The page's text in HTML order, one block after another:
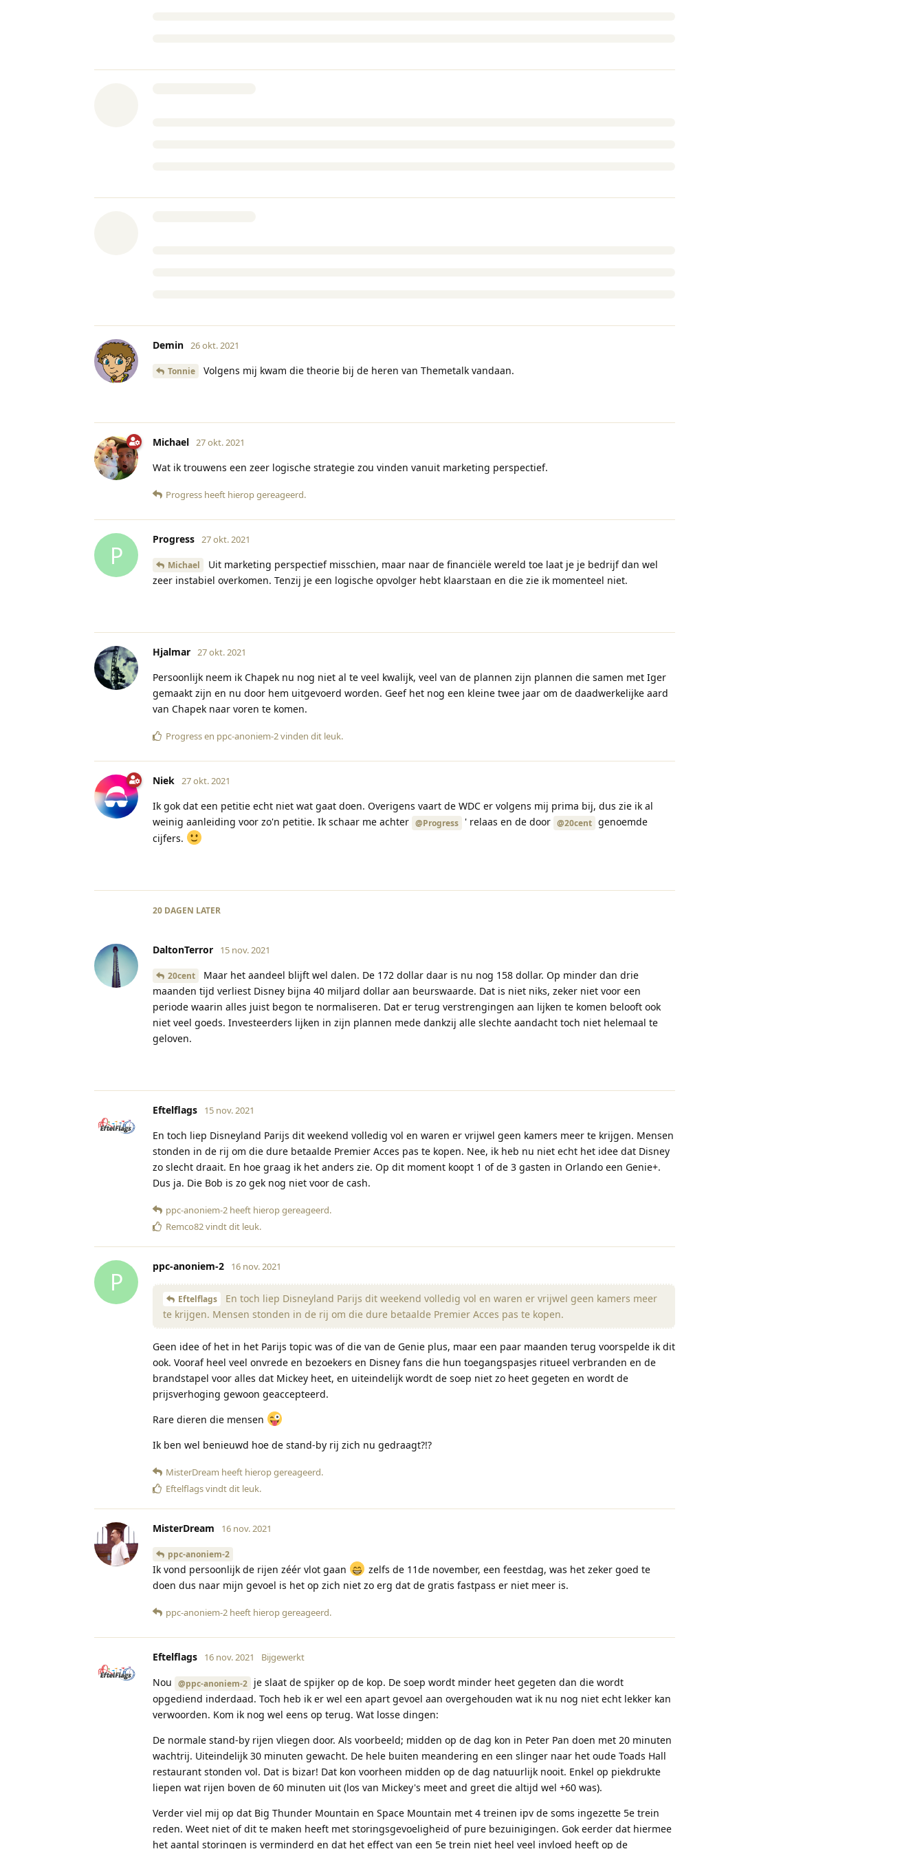
Demin 26 okt. 2021
Tonnie Volgens mij kwam die theorie bij de heren van Themetalk vandaan.
Michael 27 okt. 2021
Wat ik trouwens een zeer logische strategie zou vinden vanuit marketing perspectief.
Progress heeft hierop gereageerd.
P
Progress 27 okt. 2021
Michael
Uit marketing perspectief misschien, maar naar de financiële wereld toe laat je je bedrijf dan wel
zeer instabiel overkomen. Tenzij je een logische opvolger hebt klaarstaan en die zie ik momenteel niet.
Hjalmar 27 okt. 2021
Persoonlijk neem ik Chapek nu nog niet al te veel kwalijk, veel van de plannen zijn plannen die samen met Iger
gemaakt zijn en nu door hem uitgevoerd worden. Geef het nog een kleine twee jaar om de daadwerkelijke aard
van Chapek naar voren te komen.
Progressen ppc-anoniem-2vinden dit leuk.
Niek 27 okt. 2021
Ik gok dat een petitie echt niet wat gaat doen. Overigens vaart de WDC er volgens mij prima bij, dus zie ik al
weinig aanleiding voor zo'n petitie. Ik schaar me achter @Progress ' relaas en de door @20cent genoemde
cijfers.
20 DAGEN LATER
DaltonTerror 15 nov. 2021
20cent
Maar het aandeel blijft wel dalen. De 172 dollar daar is nu nog 158 dollar. Op minder dan drie
maanden tijd verliest Disney bijna 40 miljard dollar aan beurswaarde. Dat is niet niks, zeker niet voor een
periode waarin alles juist begon te normaliseren. Dat er terug verstrengingen aan lijken te komen belooft ook
niet veel goeds. Investeerders lijken in zijn plannen mede dankzij alle slechte aandacht toch niet helemaal te
geloven.
Eftelflags 15 nov. 2021
En toch liep Disneyland Parijs dit weekend volledig vol en waren er vrijwel geen kamers meer te krijgen. Mensen
stonden in de rij om die dure betaalde Premier Acces pas te kopen. Nee, ik heb nu niet echt het idee dat Disney
zo slecht draait. En hoe graag ik het anders zie. Op dit moment koopt 1 of de 3 gasten in Orlando een Genie+.
Dus ja. Die Bob is zo gek nog niet voor de cash.
ppc-anoniem-2 heeft hierop gereageerd.
Remco82vindt dit leuk.
P
ppc-anoniem-2 16 nov. 2021
Eftelflags
En toch liep Disneyland Parijs dit weekend volledig vol en waren er vrijwel geen kamers meer
te krijgen. Mensen stonden in de rij om die dure betaalde Premier Acces pas te kopen.
Geen idee of het in het Parijs topic was of die van de Genie plus, maar een paar maanden terug voorspelde ik dit
ook. Vooraf heel veel onvrede en bezoekers en Disney fans die hun toegangspasjes ritueel verbranden en de
brandstapel voor alles dat Mickey heet, en uiteindelijk wordt de soep niet zo heet gegeten en wordt de
prijsverhoging gewoon geaccepteerd.
Rare dieren die mensen
Ik ben wel benieuwd hoe de stand-by rij zich nu gedraagt?!?
MisterDream heeft hierop gereageerd.
Eftelflagsvindt dit leuk.
MisterDream 16 nov. 2021
ppc-anoniem-2
Ik vond persoonlijk de rijen zéér vlot gaan
zelfs de 11de november, een feestdag, was het zeker goed te
doen dus naar mijn gevoel is het op zich niet zo erg dat de gratis fastpass er niet meer is.
ppc-anoniem-2 heeft hierop gereageerd.
Eftelflags 16 nov. 2021 Bijgewerkt
Nou @ppc-anoniem-2 je slaat de spijker op de kop. De soep wordt minder heet gegeten dan die wordt
opgediend inderdaad. Toch heb ik er wel een apart gevoel aan overgehouden wat ik nu nog niet echt lekker kan
verwoorden. Kom ik nog wel eens op terug. Wat losse dingen:
De normale stand-by rijen vliegen door. Als voorbeeld; midden op de dag kon in Peter Pan doen met 20 minuten
wachtrij. Uiteindelijk 30 minuten gewacht. De hele buiten meandering en een slinger naar het oude Toads Hall
restaurant stonden vol. Dat is bizar! Dat kon voorheen midden op de dag natuurlijk nooit. Enkel op piekdrukte
liepen wat rijen boven de 60 minuten uit (los van Mickey's meet and greet die altijd wel +60 was).
Verder viel mij op dat Big Thunder Mountain en Space Mountain met 4 treinen ipv de soms ingezette 5e trein
reden. Weet niet of dit te maken heeft met storingsgevoeligheid of pure bezuinigingen. Gok eerder dat hiermee
het aantal storingen is verminderd en dat het effect van een 5e trein niet heel veel invloed heeft op de